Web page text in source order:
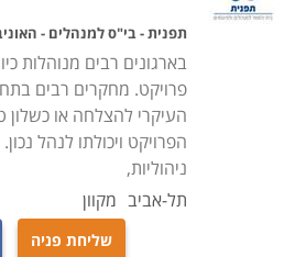
וגם פיקוח על ביצועם בפועל של
משנה. אם חלה סטייה כלשהי
מתבצעת בחינה מחדש של
את המהלכים לתנאי השטח שהשתנו.
– השלב האחרון והמסכם, בו
סיום הפרוייקט הלכה למעשה,
הסופיים והחוזים המשפטיים הכרוכים
תפנית - בי"ס למנהלים -
בארגונים רבים מנוהלות
פרויקט. מחקרים רבים
העיקרי להצלחה או כשלון
הפרויקט ויכולתו לנהל
ניהוליות,
תל-אביב מקוון
שליחת פניה